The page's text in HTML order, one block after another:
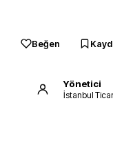
Beğen
Yönetici
İstanbul